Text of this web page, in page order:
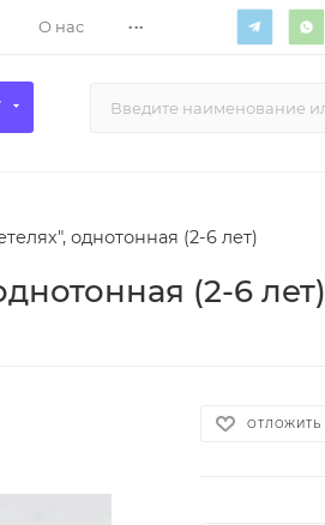
О нас ...
однотонная (2-6 лет)
(2-6 лет)
ОТЛОЖИТЬ